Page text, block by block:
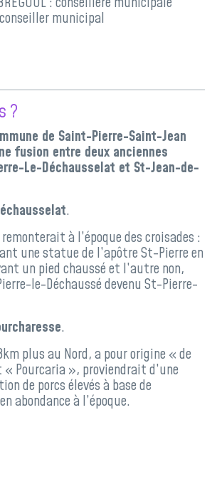
municipal
?
de Saint-Pierre-Saint-Jean
fusion entre deux anciennes
Le-Déchausselat et St-Jean-de-
.
à l’époque des croisades :
une statue de l’apôtre St-Pierre en
un pied chaussé et l’autre non,
le-Déchaussé devenu St-Pierre-
.
plus au Nord, a pour origine « de
Pourcaria », proviendrait d’une
de porcs élevés à base de
abondance à l’époque.